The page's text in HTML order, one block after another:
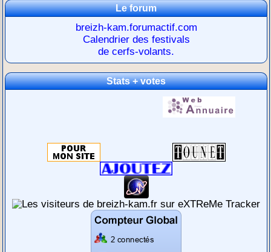
Le forum
breizh-kam.forumactif.com
Calendrier des festivals
de cerfs-volants.
Stats + votes